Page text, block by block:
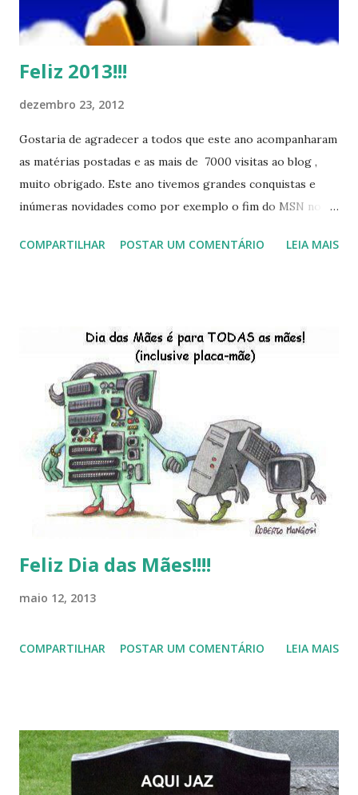
i
Feliz 2013!!!
dezembro 23, 2012
Gostaria de agradecer a todos que este ano acompanharam
as matérias postadas e as mais de 7000 visitas ao blog ,
muito obrigado. Este ano tivemos grandes conquistas e
inúmeras novidades como por exemplo o fim do MSN no
do Kaiana que será lançada em 2013, distro nacional , a
do LibreOffice , o IX Latinoware, a Microsoft boicotando o
Linux (como sempre), o lançamento do Windows 8 e a sua
baixa taxa de adesão pelos usuários, entre out ros. Gostaria
de desejar a todos Boas Festas e que em 2013 possamos
estar juntos novamente. Feliz Natal!!!! F eli z 2013 a todos!!!
COMPARTILHAR POSTAR UM COMENTÁRIO LEIA MAIS
Feliz Dia das Mães!!!!
maio 12, 2013
COMPARTILHAR POSTAR UM COMENTÁRIO LEIA MAIS